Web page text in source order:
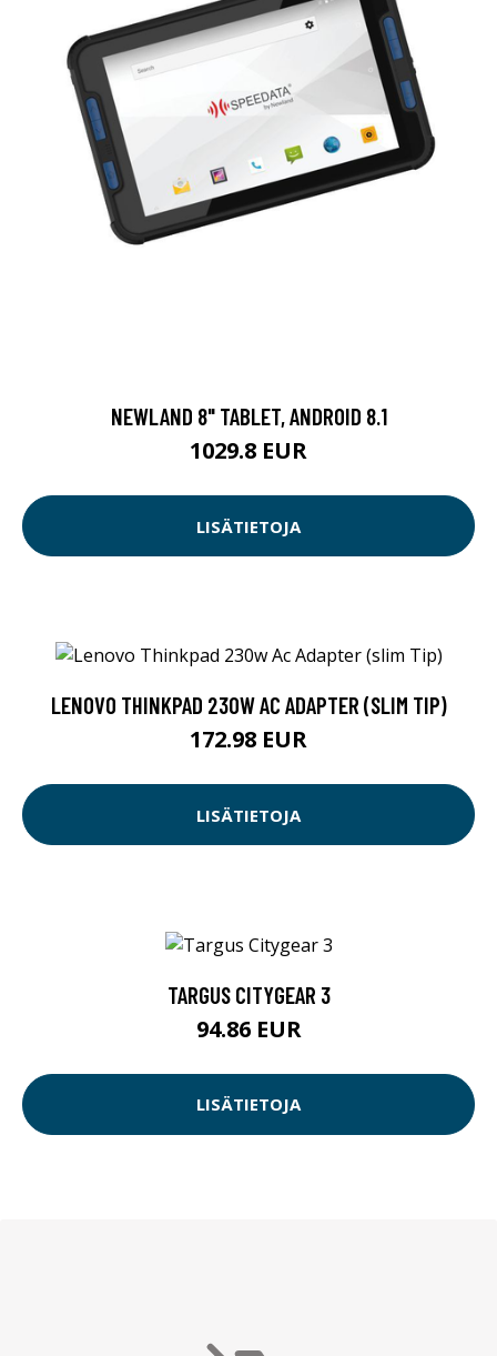
NEWLAND 8" TABLET, ANDROID 8.1
1029.8 EUR
LISÄTIETOJA
LENOVO THINKPAD 230W AC ADAPTER (SLIM TIP)
172.98 EUR
LISÄTIETOJA
TARGUS CITYGEAR 3
94.86 EUR
LISÄTIETOJA